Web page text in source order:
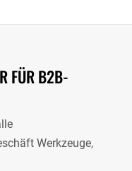
FÜR B2B-
Werkzeuge,